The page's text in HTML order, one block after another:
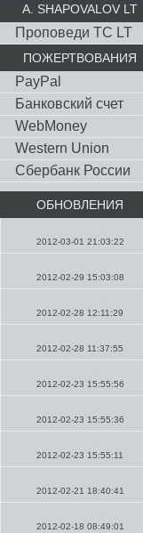
A. SHAPOVALOV LT
Проповеди TC LT
ПОЖЕРТВОВАНИЯ
PayPal
Банковский счет
WebMoney
Western Union
Сбербанк России
ОБНОВЛЕНИЯ
2012-03-01 21:03:22
2012-02-29 15:03:08
2012-02-28 12:11:29
2012-02-28 11:37:55
2012-02-23 15:55:56
2012-02-23 15:55:36
2012-02-23 15:55:11
2012-02-21 18:40:41
2012-02-18 08:49:01